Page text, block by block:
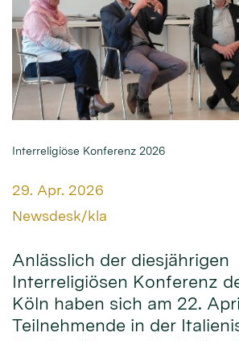
Interreligiöse Konferenz 2026
Datum:
29. Apr. 2026
Von:
Newsdesk/kla
Anlässlich der diesjährigen
Interreligiösen Konferenz
Köln haben sich am 22.
Teilnehmende in der